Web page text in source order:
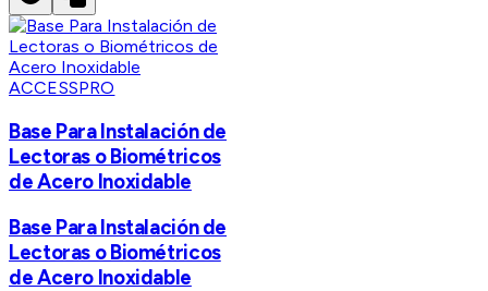
ACCESSPRO
Base Para Instalación de
Lectoras o Biométricos
de Acero Inoxidable
Base Para Instalación de
Lectoras o Biométricos
de Acero Inoxidable